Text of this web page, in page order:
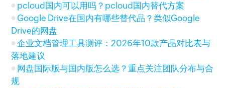
pcloud国内可以用吗？pcloud国内替代方案
Google Drive在国内有哪些替代品？类似Google
Drive的网盘
企业文档管理工具测评：2026年10款产品对比表与
落地建议
网盘国际版与国内版怎么选？重点关注团队分布与合
规